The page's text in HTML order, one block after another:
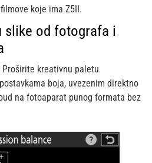
koje ima Z5II.
slike od fotografa i
kreativnu paletu
boja, uvezenim direktno
na fotoaparat punog formata bez